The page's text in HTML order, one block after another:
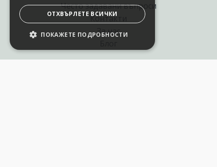
Често задавани въпроси
Контакти
За нас
ОТХВЪРЛЕТЕ ВСИЧКИ
ПОКАЖЕТЕ ПОДРОБНОСТИ